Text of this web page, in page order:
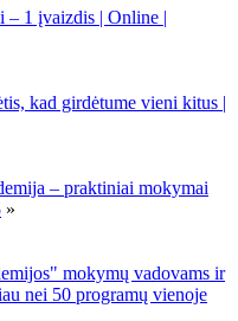
1 įvaizdis | Online |
kad girdėtume vieni kitus |
– praktiniai mokymai
»
mokymų vadovams ir
nei 50 programų vienoje